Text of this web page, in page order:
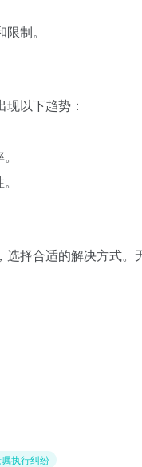
制。
以下趋势：
择合适的解决方式
执行纠纷